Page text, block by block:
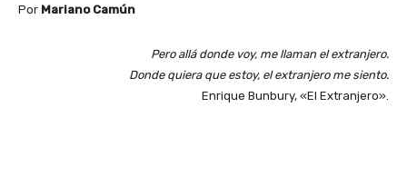
Por Mariano Camún
Pero allá donde voy, me llaman el extranjero.
Donde quiera que estoy, el extranjero me siento.
Enrique Bunbury, «El Extranjero».